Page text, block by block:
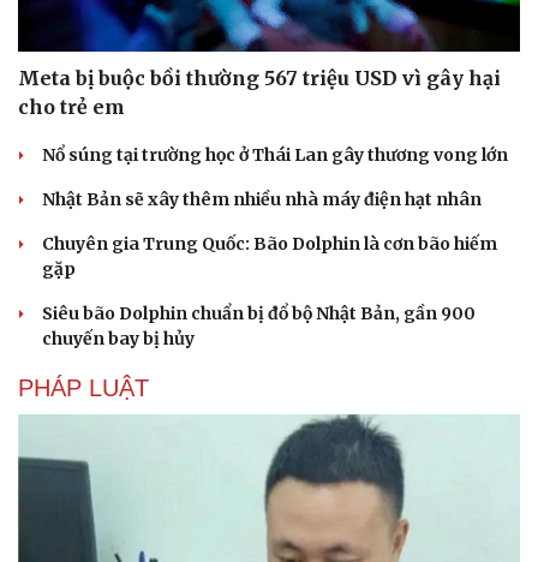
Du lịch
check-in
Đọc truyện đêm khuya
Cửa sổ tình yêu
Kể chuyện cho bé
Hạt giống tâm hồn
Meta bị buộc bồi thường 567 triệu USD vì gây hại
cho trẻ em
Nổ súng tại trường học ở Thái Lan gây thương vong lớn
Nhật Bản sẽ xây thêm nhiều nhà máy điện hạt nhân
Chuyên gia Trung Quốc: Bão Dolphin là cơn bão hiếm
gặp
Siêu bão Dolphin chuẩn bị đổ bộ Nhật Bản, gần 900
chuyến bay bị hủy
PHÁP LUẬT